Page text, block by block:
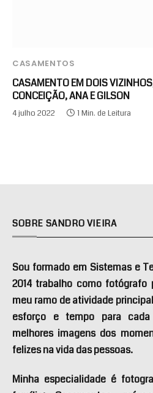
CASAMENTOS
CASAMENTO EM DOIS
CONCEIÇÃO, ANA E GILSON
4 julho 2022 1 Min. de Leitura
SOBRE SANDRO VIEIRA
Sou formado em Sistemas e
2014 trabalho como
meu ramo de atividade
esforço e tempo para
melhores imagens dos
felizes na vida das pessoas.
Minha especialidade é